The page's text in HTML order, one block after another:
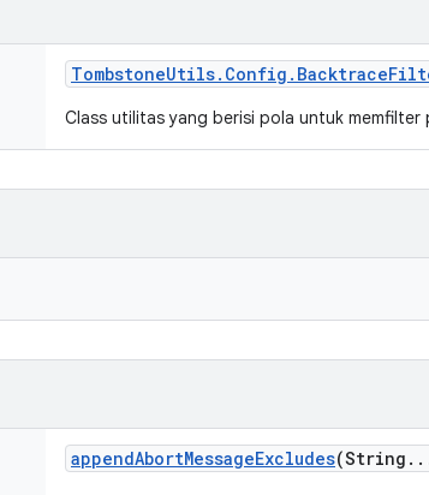
TombstoneUtils. Config . Backtrace
Class utilitas yang berisi pola untuk memfilter
appendAbortMessageExcludes(String . .